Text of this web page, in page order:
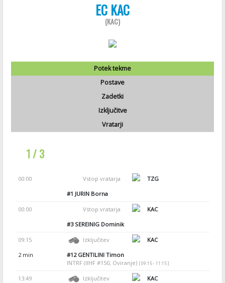
EC KAC
(KAC)
Potek tekme
Postave
Zadetki
Izključitve
Vratarji
1 / 3
00:00 Vstop vratarja
TZG
#1 JURIN Borna
00:00 Vstop vratarja
KAC
#3SEREINIG Dominik
09:15 Izključitev
KAC
2 min
#12GENTILINI Timon
INTRF (IIHF #150, Oviranje) [ 09:15 - 11:15 ]
13:49 Izključitev
KAC